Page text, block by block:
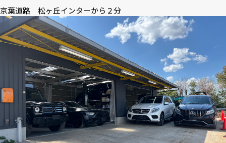
京葉道路 松ヶ丘インターから２分